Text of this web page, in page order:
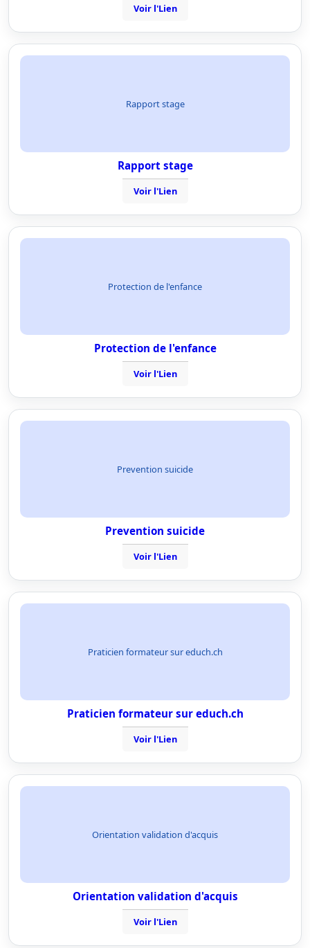
Voir l'Lien
Rapport stage
Rapport stage
Voir l'Lien
Protection de l'enfance
Protection de l'enfance
Voir l'Lien
Prevention suicide
Prevention suicide
Voir l'Lien
Praticien formateur sur educh.ch
Praticien formateur sur educh.ch
Voir l'Lien
Orientation validation d'acquis
Orientation validation d'acquis
Voir l'Lien